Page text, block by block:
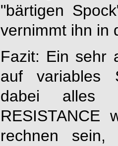
"bärtigen
vernimmt ihn in
Fazit: Ein sehr
auf variables
dabei
RESISTANCE
rechnen sein,